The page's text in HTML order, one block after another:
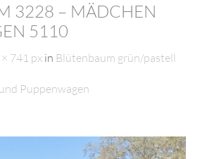
3228 – MÄDCHEN
5110
741 pxin Blütenbaum grün/pastell
Puppenwagen